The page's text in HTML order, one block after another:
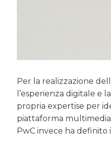
Per la realizzazione
l’esperienza digitale e
propria expertise per
piattaforma
PwC invece ha